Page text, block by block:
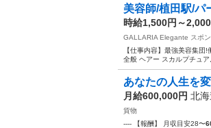
美容師/植田駅/パ
時給1,500円～
GALLARIA Elegante スポ
【仕事内容】最強美容集
全般 ヘアー スカルプチュ
あなたの⼈⽣を
月給600,000円 北海
貨物
---- 【報酬】 月収目安28〜